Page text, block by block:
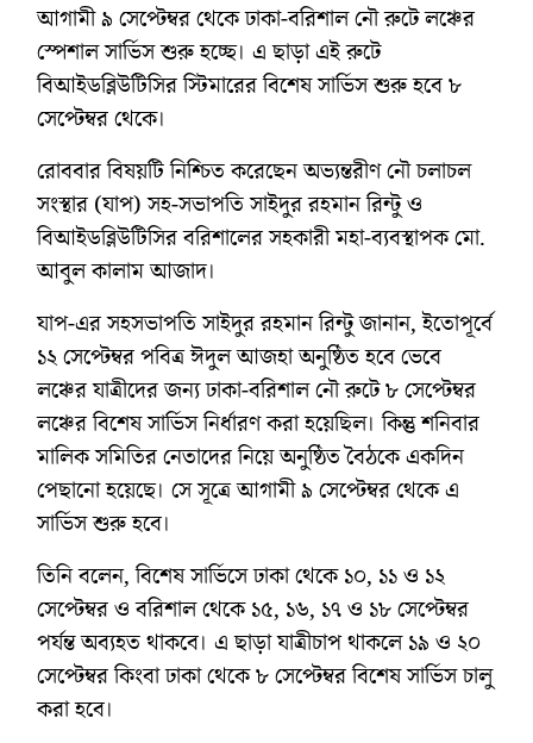
আগামী ৯ সেপ্টেম্বর থেকে ঢাকা-বরিশাল নৌ রুটে লঞ্চের
স্পেশাল সার্ভিস শুরু হচ্ছে। এ ছাড়া এই রুটে
বিআইডব্লিউটিসির স্টিমারের বিশেষ সার্ভিস শুরু হবে ৮
সেপ্টেম্বর থেকে।
রোববার বিষয়টি নিশ্চিত করেছেন অভ্যন্তরীণ নৌ চলাচল
সংস্থার (যাপ) সহ-সভাপতি সাইদুর রহমান রিন্টু ও
বিআইডব্লিউটিসির বরিশালের সহকারী মহা-ব্যবস্থাপক মো.
আবুল কালাম আজাদ।
যাপ-এর সহসভাপতি সাইদুর রহমান রিন্টু জানান, ইতোপূর্বে
১২ সেপ্টেম্বর পবিত্র ঈদুল আজহা অনুষ্ঠিত হবে ভেবে
লঞ্চের যাত্রীদের জন্য ঢাকা-বরিশাল নৌ রুটে ৮ সেপ্টেম্বর
লঞ্চের বিশেষ সার্ভিস নির্ধারণ করা হয়েছিল। কিন্তু শনিবার
মালিক সমিতির নেতাদের নিয়ে অনুষ্ঠিত বৈঠকে একদিন
পেছানো হয়েছে। সে সূত্রে আগামী ৯ সেপ্টেম্বর থেকে এ
সার্ভিস শুরু হবে।
তিনি বলেন, বিশেষ সার্ভিসে ঢাকা থেকে ১০, ১১ ও ১২
সেপ্টেম্বর ও বরিশাল থেকে ১৫, ১৬, ১৭ ও ১৮ সেপ্টেম্বর
পর্যন্ত অব্যহত থাকবে। এ ছাড়া যাত্রীচাপ থাকলে ১৯ ও ২০
সেপ্টেম্বর কিংবা ঢাকা থেকে ৮ সেপ্টেম্বর বিশেষ সার্ভিস চালু
করা হবে।